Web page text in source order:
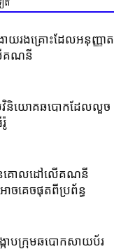
យរងគ្រោះដែលអនុញ្ញាត
ើគណនី
និយោគឆបោកដែលលួច
នគោលដៅលើគណនី
ចគេចផុតពីប្រព័ន្ធ
ាបក្រុមឆបោកសាយប័រ